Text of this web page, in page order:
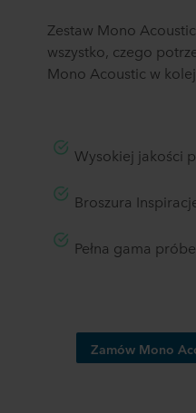
Tobie za pośrednictwem
W dowolnej chwili możesz
deklaracji dotyczącej
zaś na temat
osobowych wPolityce
między innymi, która
administratorem Twoim
Zestaw Mono
wszystko, czego
Mono Acoustic w
Wysokiej jakości
Broszura
Pełna gama
Zamów Mono